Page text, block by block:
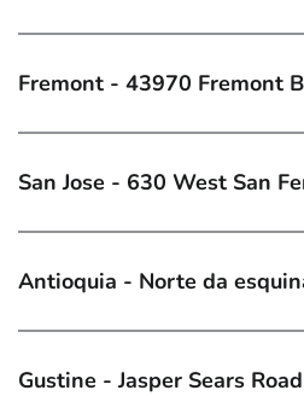
Fremont - 43970 Fremont
San Jose - 630 West San
Antioquia - Norte da
Gustine - Jasper Sears Road